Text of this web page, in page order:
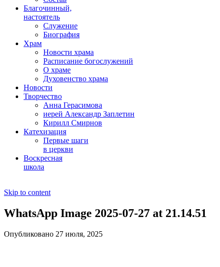
Благочинный,
настоятель
Служение
Биография
Храм
Новости храма
Расписание богослужений
О храме
Духовенство храма
Новости
Творчество
Анна Герасимова
иерей Александр Заплетин
Кирилл Смирнов
Катехизация
Первые шаги
в церкви
Воскресная
школа
Skip to content
WhatsApp Image 2025-07-27 at 21.14.51
Опубликовано 27 июля, 2025